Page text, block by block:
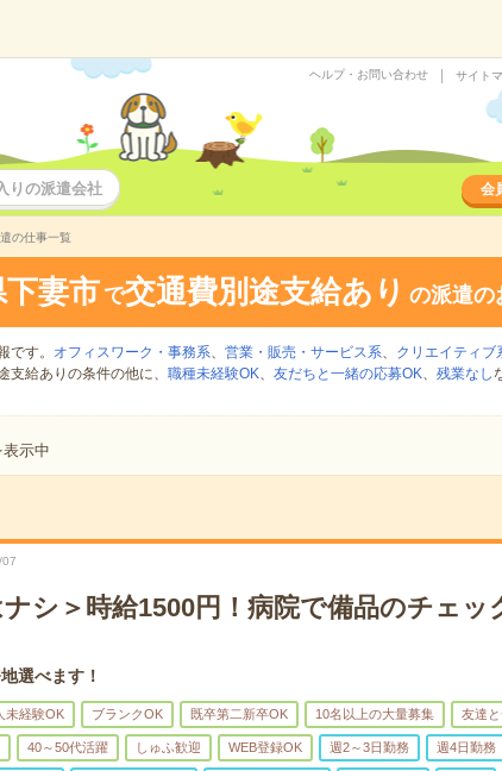
ヘルプ・お問い合わせ サイト
りの派遣会社 会
の仕事一覧
妻市 で交通費別途支給あり の派遣の
です。 オフィスワーク・事務系、 営業・販売・サービス系、 クリエイティブ
支給ありの条件の他に、 職種未経験OK、 友だちと一緒の応募OK、 残業なし
示中
ナシ＞時給1500円！病院で備品のチェッ
選べます！
未経験OK ブランクOK 既卒第二新卒OK 10名以上の大量募集 友達
40～50代活躍 しゅふ歓迎 WEB登録OK 週2～3日勤務 週4日勤務